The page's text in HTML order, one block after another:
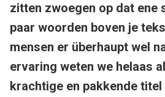
zitten zwoegen op dat ene
paar woorden boven je
mensen er überhaupt wel
ervaring weten we helaas
krachtige en pakkende titel